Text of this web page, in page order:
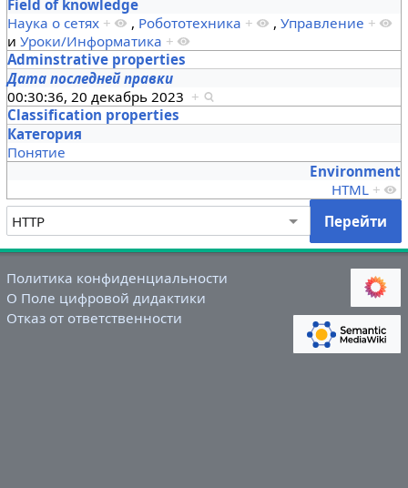
Field of knowledge
Наука о сетях + , Робототехника + , Управление +
и Уроки/Информатика +
Adminstrative properties
Дата последней правки
00:30:36, 20 декабрь 2023 +
Classification properties
Категория
Понятие
Environment
HTML +
Политика конфиденциальности
О Поле цифровой дидактики
Отказ от ответственности